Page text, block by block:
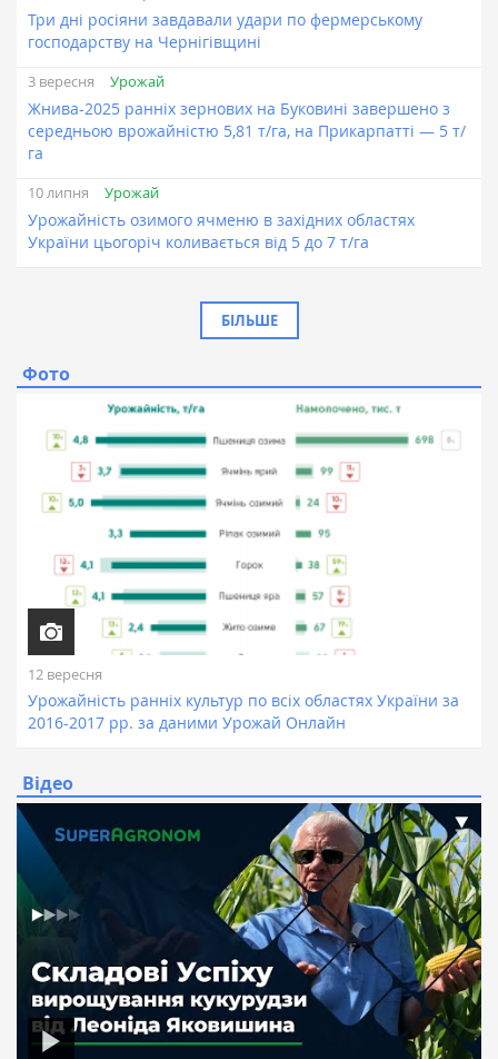
Три дні росіяни завдавали удари по фермерському
господарству на Чернігівщині
3 вересня Урожай
Жнива-2025 ранніх зернових на Буковині завершено з
середньою врожайністю 5,81 т/га, на Прикарпатті — 5 т/
га
10 липня Урожай
Урожайність озимого ячменю в західних областях
України цьогоріч коливається від 5 до 7 т/га
БІЛЬШЕ
Фото
12 вересня
Урожайність ранніх культур по всіх областях України за
2016-2017 рр. за даними Урожай Онлайн
Відео